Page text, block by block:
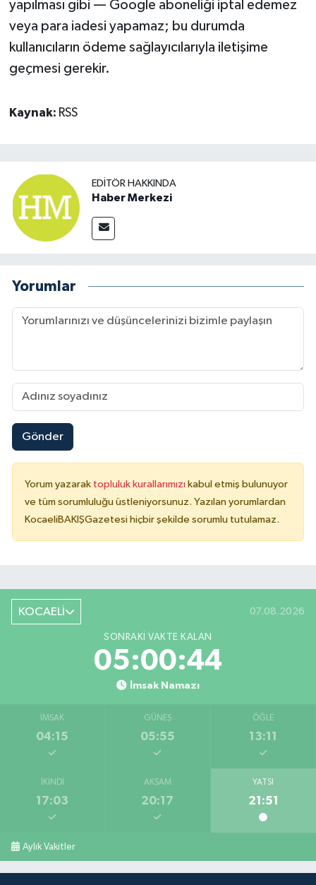
yapılması gibi — Google aboneliği iptal edemez
veya para iadesi yapamaz; bu durumda
kullanıcıların ödeme sağlayıcılarıyla iletişime
geçmesi gerekir.
Kaynak: RSS
EDITÖR HAKKINDA
Haber Merkezi
Yorumlar
Gönder
Yorum yazarak topluluk kurallarımızı kabul etmiş bulunuyor
ve tüm sorumluluğu üstleniyorsunuz. Yazılan yorumlardan
KocaeliBAKIŞGazetesi hiçbir şekilde sorumlu tutulamaz.
KOCAELİ 07.08.2026
SONRAKI VAKTE KALAN
05:00:44
İmsak Namazı
İMSAK
04:15
GÜNEŞ
05:55
ÖĞLE
13:11
İKINDI
17:03
AKŞAM
20:17
YATSI
21:51
Aylık Vakitler